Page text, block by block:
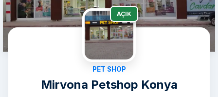
AÇIK
PET SHOP
Mirvona Petshop Konya